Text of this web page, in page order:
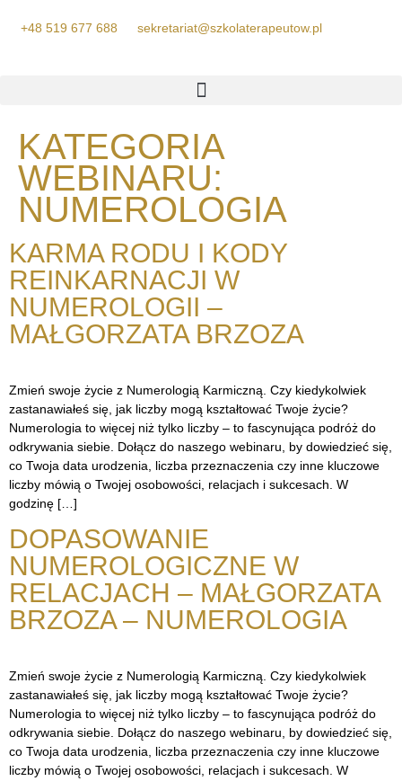
+48 519 677 688 sekretariat@szkolaterapeutow.pl
KATEGORIA
WEBINARU:
NUMEROLOGIA
KARMA RODU I KODY
REINKARNACJI W
NUMEROLOGII –
MAŁGORZATA BRZOZA
Zmień swoje życie z Numerologią Karmiczną. Czy kiedykolwiek
zastanawiałeś się, jak liczby mogą kształtować Twoje życie?
Numerologia to więcej niż tylko liczby – to fascynująca podróż do
odkrywania siebie. Dołącz do naszego webinaru, by dowiedzieć się,
co Twoja data urodzenia, liczba przeznaczenia czy inne kluczowe
liczby mówią o Twojej osobowości, relacjach i sukcesach. W
godzinę […]
DOPASOWANIE
NUMEROLOGICZNE W
RELACJACH – MAŁGORZATA
BRZOZA – NUMEROLOGIA
Zmień swoje życie z Numerologią Karmiczną. Czy kiedykolwiek
zastanawiałeś się, jak liczby mogą kształtować Twoje życie?
Numerologia to więcej niż tylko liczby – to fascynująca podróż do
odkrywania siebie. Dołącz do naszego webinaru, by dowiedzieć się,
co Twoja data urodzenia, liczba przeznaczenia czy inne kluczowe
liczby mówią o Twojej osobowości, relacjach i sukcesach. W